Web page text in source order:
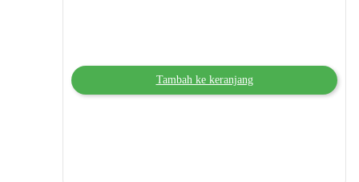
Tambah ke keranjang